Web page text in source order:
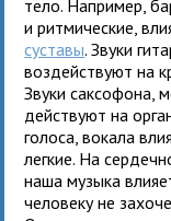
тело. Например,
и ритмические,
суставы. Звуки
воздействуют на
Звуки саксофона,
действуют на
голоса, вокала
легкие. На
наша музыка
человеку не